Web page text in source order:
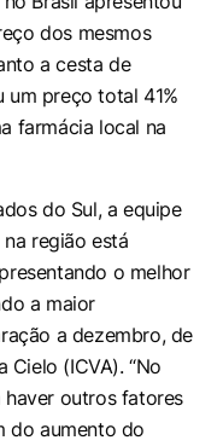
dos mesmos
a cesta de
um preço total 41%
farmácia local na
do Sul, a equipe
região está
o melhor
a maior
a dezembro, de
(ICVA). “No
outros fatores
do aumento do